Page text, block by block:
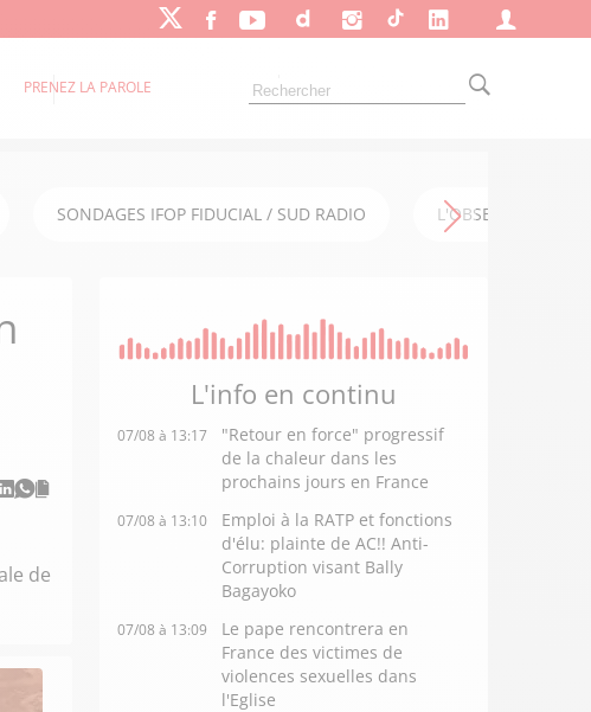
PRENEZ LA PAROLE
SONDAGES IFOP FIDUCIAL / SUD RADIO L'OBSERVATOIRE
de
L'info en continu
07/08 à 13:17
"Retour en force" progressif
de la chaleur dans les
prochains jours en France
07/08 à 13:10
Emploi à la RATP et fonctions
d'élu: plainte de AC!! Anti-
Corruption visant Bally
Bagayoko
07/08 à 13:09
Le pape rencontrera en
France des victimes de
violences sexuelles dans
l'Eglise